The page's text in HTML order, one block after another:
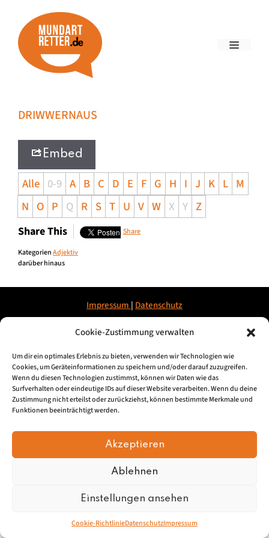
Cookie-Zustimmung verwalten
Um dir ein optimales Erlebnis zu bieten, verwenden wir Technologien wie
Cookies, um Geräteinformationen zu speichern und/oder darauf zuzugreifen.
Wenn du diesen Technologien zustimmst, können wir Daten wie das
Surfverhalten oder eindeutige IDs auf dieser Website verarbeiten. Wenn du deine
Zustimmung nicht erteilst oder zurückziehst, können bestimmte Merkmale und
Funktionen beeinträchtigt werden.
Akzeptieren
Ablehnen
Einstellungen ansehen
Cookie-RichtlinieDatenschutzImpressum
DRIWWERNAUS
Embed
Alle 0-9 A B C D E F G H I J K L M
N O P Q R S T U V W X Y Z
Share This Share
KategorienAdjektiv
darüber hinaus
Impressum | Datenschutz
© 2026, Mundartretter.de